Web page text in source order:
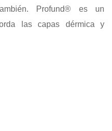
Profund® es un
las capas dérmica y